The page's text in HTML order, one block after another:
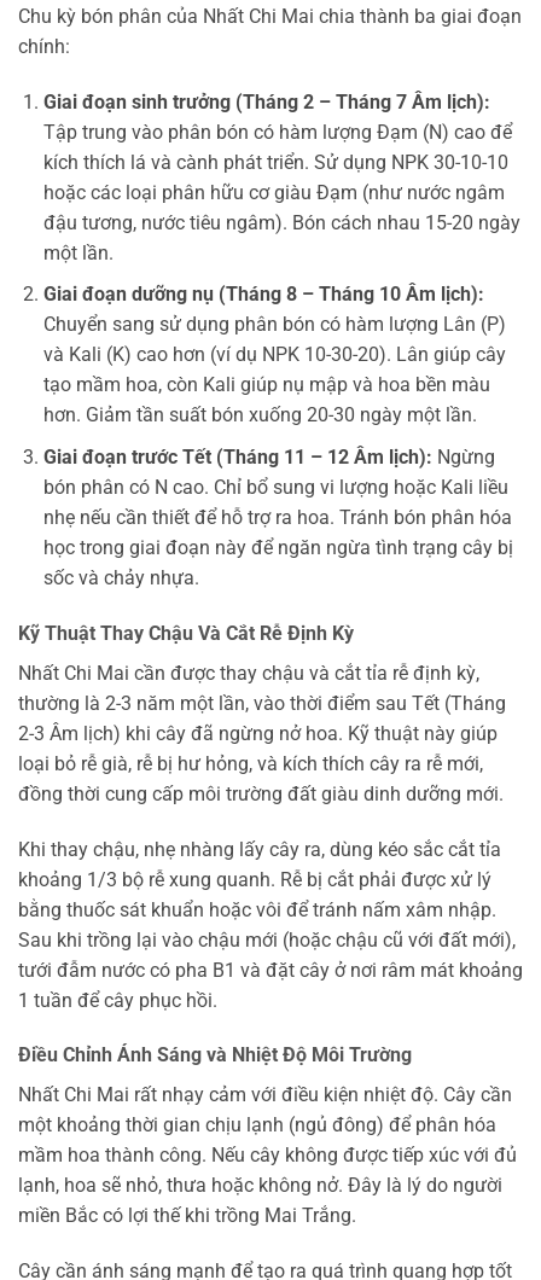
Chu kỳ bón phân của Nhất Chi Mai chia thành ba giai đoạn
chính:
Giai đoạn sinh trưởng (Tháng 2 – Tháng 7 Âm lịch):
Tập trung vào phân bón có hàm lượng Đạm (N) cao để
kích thích lá và cành phát triển. Sử dụng NPK 30-10-10
hoặc các loại phân hữu cơ giàu Đạm (như nước ngâm
đậu tương, nước tiêu ngâm). Bón cách nhau 15-20 ngày
một lần.
Giai đoạn dưỡng nụ (Tháng 8 – Tháng 10 Âm lịch):
Chuyển sang sử dụng phân bón có hàm lượng Lân (P)
và Kali (K) cao hơn (ví dụ NPK 10-30-20). Lân giúp cây
tạo mầm hoa, còn Kali giúp nụ mập và hoa bền màu
hơn. Giảm tần suất bón xuống 20-30 ngày một lần.
Giai đoạn trước Tết (Tháng 11 – 12 Âm lịch): Ngừng
bón phân có N cao. Chỉ bổ sung vi lượng hoặc Kali liều
nhẹ nếu cần thiết để hỗ trợ ra hoa. Tránh bón phân hóa
học trong giai đoạn này để ngăn ngừa tình trạng cây bị
sốc và chảy nhựa.
Kỹ Thuật Thay Chậu Và Cắt Rễ Định Kỳ
Nhất Chi Mai cần được thay chậu và cắt tỉa rễ định kỳ,
thường là 2-3 năm một lần, vào thời điểm sau Tết (Tháng
2-3 Âm lịch) khi cây đã ngừng nở hoa. Kỹ thuật này giúp
loại bỏ rễ già, rễ bị hư hỏng, và kích thích cây ra rễ mới,
đồng thời cung cấp môi trường đất giàu dinh dưỡng mới.
Khi thay chậu, nhẹ nhàng lấy cây ra, dùng kéo sắc cắt tỉa
khoảng 1/3 bộ rễ xung quanh. Rễ bị cắt phải được xử lý
bằng thuốc sát khuẩn hoặc vôi để tránh nấm xâm nhập.
Sau khi trồng lại vào chậu mới (hoặc chậu cũ với đất mới),
tưới đẫm nước có pha B1 và đặt cây ở nơi râm mát khoảng
1 tuần để cây phục hồi.
Điều Chỉnh Ánh Sáng và Nhiệt Độ Môi Trường
Nhất Chi Mai rất nhạy cảm với điều kiện nhiệt độ. Cây cần
một khoảng thời gian chịu lạnh (ngủ đông) để phân hóa
mầm hoa thành công. Nếu cây không được tiếp xúc với đủ
lạnh, hoa sẽ nhỏ, thưa hoặc không nở. Đây là lý do người
miền Bắc có lợi thế khi trồng Mai Trắng.
Cây cần ánh sáng mạnh để tạo ra quá trình quang hợp tốt